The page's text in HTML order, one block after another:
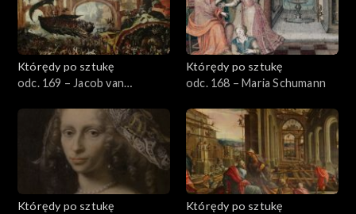
Którędy po sztukę
odc. 169 – Jacob van
Którędy po sztukę
odc. 168 – Maria Schumann
Którędy po sztukę
Którędy po sztukę